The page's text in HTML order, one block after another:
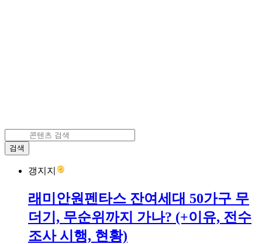
검색
갱지지
래미안원펜타스 잔여세대 50가구 무
더기, 무순위까지 가나? (+이유, 전수
조사 시행, 현황)